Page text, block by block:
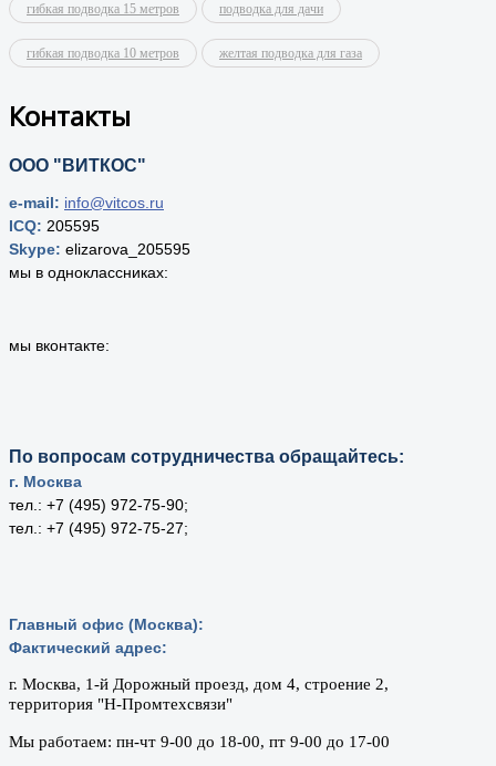
гибкая подводка 15 метров подводка для дачи
гибкая подводка 10 метров желтая подводка для газа
Контакты
ООО "ВИТКОС"
e-mail: info@vitcos.ru
ICQ: 205595
Skype: elizarova_205595
мы в одноклассниках:
мы вконтакте:
По вопросам сотрудничества обращайтесь:
г. Москва
тел.: +7 (495) 972-75-90;
тел.: +7 (495) 972-75-27;
Главный офис (Москва):
Фактический адрес:
г. Москва, 1-й Дорожный проезд, дом 4, строение 2,
территория "Н-Промтехсвязи"
Мы работаем: пн-чт 9-00 до 18-00, пт 9-00 до 17-00